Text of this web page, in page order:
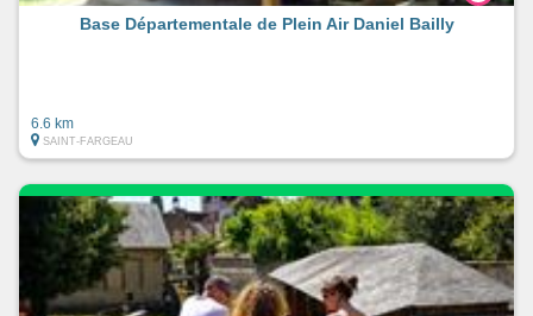
Base Départementale de Plein Air Daniel Bailly
6.6 km
SAINT-FARGEAU